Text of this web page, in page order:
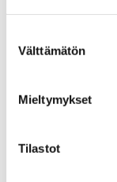
valinta
Välttämätön
Mieltymykset
Tilastot